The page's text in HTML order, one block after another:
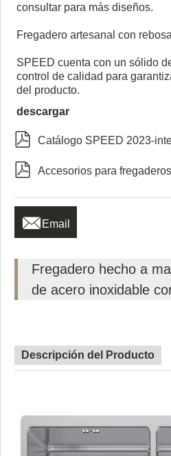
consultar para más diseños.
Fregadero artesanal con
SPEED cuenta con un sólido
control de calidad para
del producto.
descargar
 Catálogo SPEED 2023-
 Accesorios para
 Email
Fregadero hecho a
de acero inoxidable
Descripción del Producto